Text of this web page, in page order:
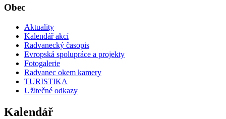
Obec
Aktuality
Kalendář akcí
Radvanecký časopis
Evropská spolupráce a projekty
Fotogalerie
Radvanec okem kamery
TURISTIKA
Užitečné odkazy
Kalendář